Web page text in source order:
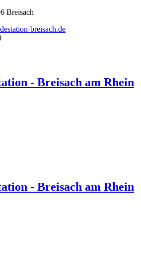
Breisach
breisach.de
- Breisach am Rhein
- Breisach am Rhein